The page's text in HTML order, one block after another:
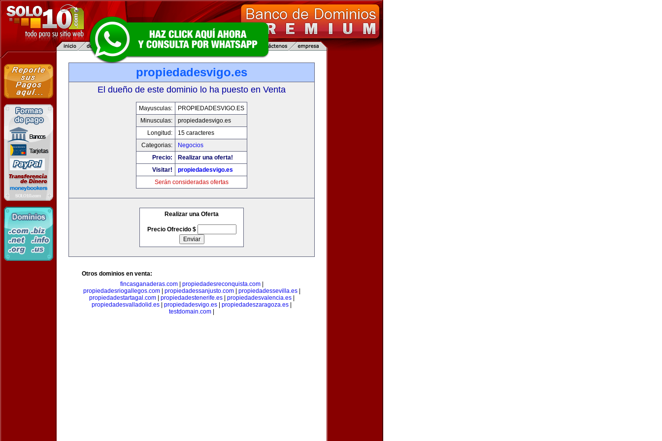
propiedadesvigo.es
El dueño de este dominio lo ha puesto en Venta
Mayusculas:
PROPIEDADESVIGO.ES
Minusculas:
propiedadesvigo.es
Longitud:
15 caracteres
Categorias:
Negocios
Precio:
Realizar una oferta!
Visitar!
propiedadesvigo.es
Serán consideradas ofertas
Realizar una Oferta
Precio Ofrecido $
Otros dominios en venta:
fincasganaderas.com| propiedadesreconquista.com|
propiedadesriogallegos.com| propiedadessanjusto.com| propiedadessevilla.es|
propiedadestartagal.com| propiedadestenerife.es| propiedadesvalencia.es|
propiedadesvalladolid.es
propiedadesvigo.es propiedadeszaragoza.es
testdomain.com